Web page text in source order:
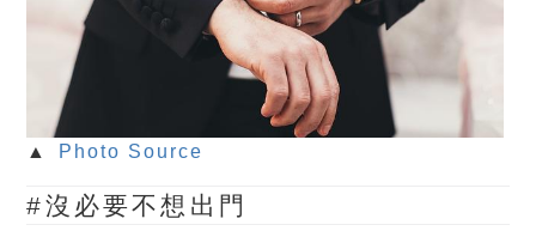
▲ Photo Source
#沒必要不想出門